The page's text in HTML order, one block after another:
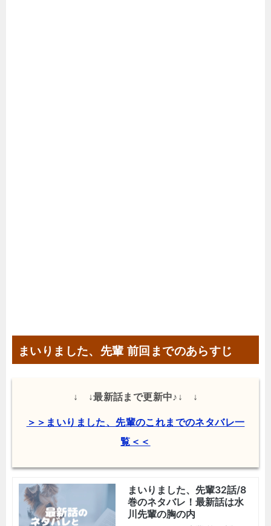
まいりました、先輩 前回までのあらすじ
↓ ↓最新話まで更新中♪↓ ↓
＞＞まいりました、先輩のこれまでのネタバレ一
覧＜＜